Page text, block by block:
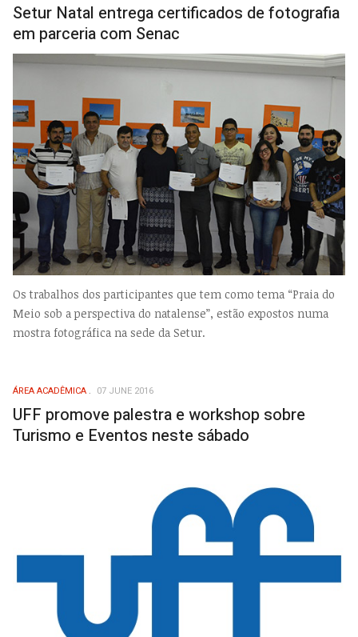
Setur Natal entrega certificados de fotografia
em parceria com Senac
Os trabalhos dos participantes que tem como tema “Praia do
Meio sob a perspectiva do natalense”, estão expostos numa
mostra fotográfica na sede da Setur.
ÁREA ACADÊMICA 07 JUNE 2016
UFF promove palestra e workshop sobre
Turismo e Eventos neste sábado